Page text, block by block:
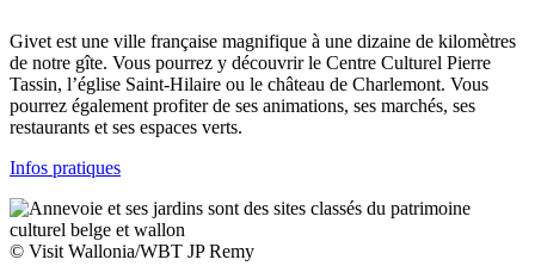
Givet est une ville française magnifique à une dizaine de kilomètres
de notre gîte. Vous pourrez y découvrir le Centre Culturel Pierre
Tassin, l’église Saint-Hilaire ou le château de Charlemont. Vous
pourrez également profiter de ses animations, ses marchés, ses
restaurants et ses espaces verts.
Infos pratiques
© Visit Wallonia/WBT JP Remy